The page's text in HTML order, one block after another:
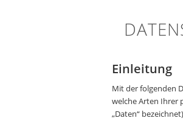
Einleitung
Mit der folgenden
welche Arten Ihrer
„Daten“